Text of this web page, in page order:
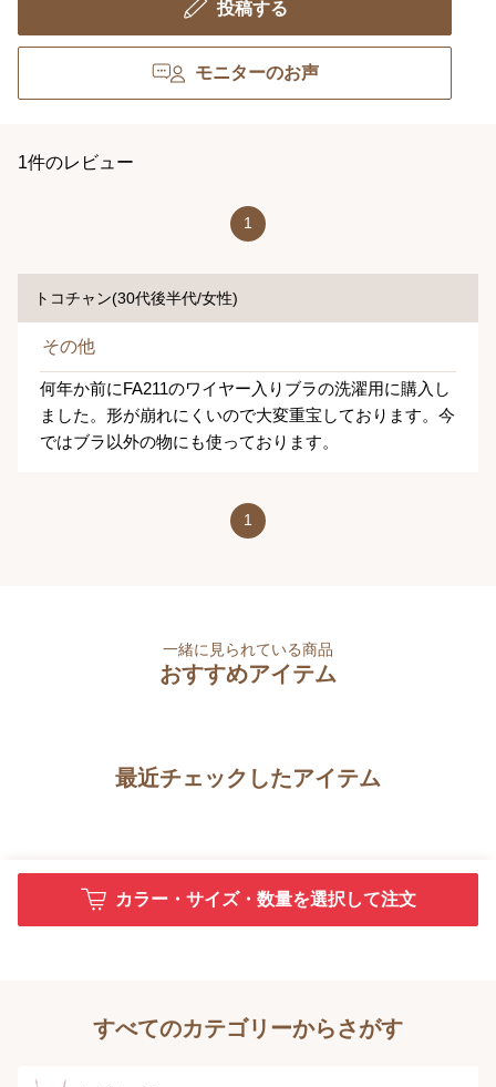
投稿する
モニターのお声
1件のレビュー
1
トコチャン(30代後半代/女性)
その他
何年か前にFA211のワイヤー入りブラの洗濯用に購入し
ました。形が崩れにくいので大変重宝しております。今
ではブラ以外の物にも使っております。
1
一緒に見られている商品
おすすめアイテム
最近チェックしたアイテム
カラー・サイズ・数量を選択して注文
すべてのカテゴリーからさがす